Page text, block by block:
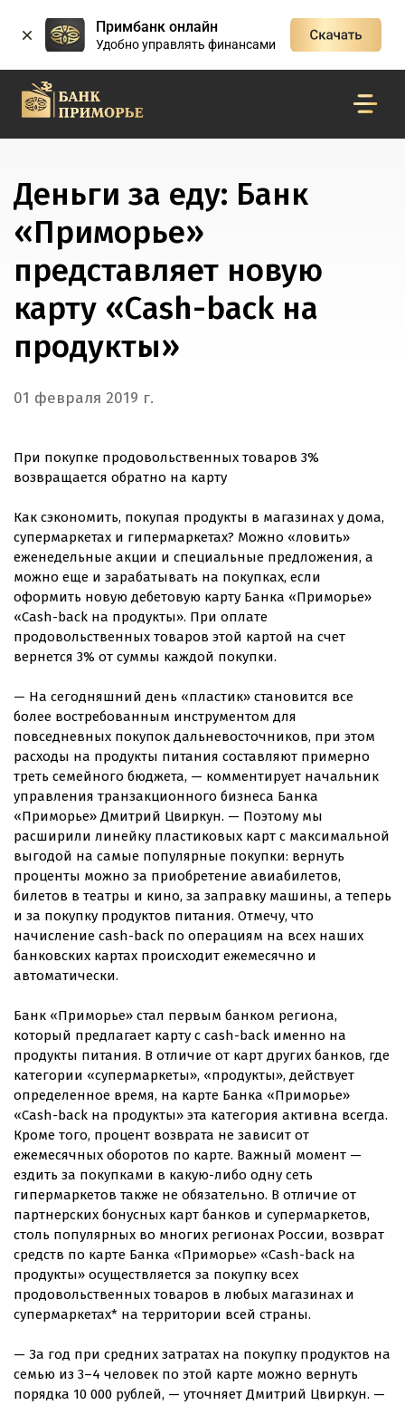
Примбанк онлайн
Удобно управлять финансами
Деньги за еду: Банк
«Приморье»
представляет новую
карту «Cash-back на
продукты»
01 февраля 2019 г.
При покупке продовольственных товаров 3%
возвращается обратно на карту
Как сэкономить, покупая продукты в магазинах у дома,
супермаркетах и гипермаркетах? Можно «ловить»
еженедельные акции и специальные предложения, а
можно еще и зарабатывать на покупках, если
оформить новую дебетовую карту Банка «Приморье»
«Cash-back на продукты». При оплате
продовольственных товаров этой картой на счет
вернется 3% от суммы каждой покупки.
— На сегодняшний день «пластик» становится все
более востребованным инструментом для
повседневных покупок дальневосточников, при этом
расходы на продукты питания составляют примерно
треть семейного бюджета, — комментирует начальник
управления транзакционного бизнеса Банка
«Приморье» Дмитрий Цвиркун. — Поэтому мы
расширили линейку пластиковых карт с максимальной
выгодой на самые популярные покупки: вернуть
проценты можно за приобретение авиабилетов,
билетов в театры и кино, за заправку машины, а теперь
и за покупку продуктов питания. Отмечу, что
начисление cash-back по операциям на всех наших
банковских картах происходит ежемесячно и
автоматически.
Банк «Приморье» стал первым банком региона,
который предлагает карту с cash-back именно на
продукты питания. В отличие от карт других банков, где
категории «супермаркеты», «продукты», действует
определенное время, на карте Банка «Приморье»
«Cash-back на продукты» эта категория активна всегда.
Кроме того, процент возврата не зависит от
ежемесячных оборотов по карте. Важный момент —
ездить за покупками в какую-либо одну сеть
гипермаркетов также не обязательно. В отличие от
партнерских бонусных карт банков и супермаркетов,
столь популярных во многих регионах России, возврат
средств по карте Банка «Приморье» «Cash-back на
продукты» осуществляется за покупку всех
продовольственных товаров в любых магазинах и
супермаркетах* на территории всей страны.
— За год при средних затратах на покупку продуктов на
семью из 3–4 человек по этой карте можно вернуть
порядка 10 000 рублей, — уточняет Дмитрий Цвиркун. —